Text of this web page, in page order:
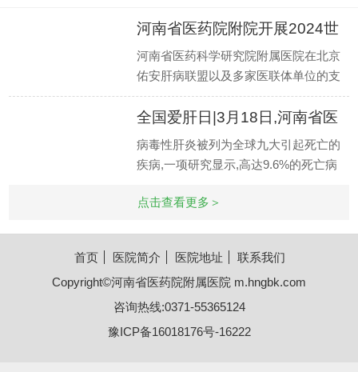
河南省医药院附院开展2024世
界肝
河南省医药科学研究院附属医院在北京
佑安肝病联盟以及多家医联体单位的支
持下,在乙肝临床治愈专病门诊稳定推进
的同时
全国爱肝日|3月18日,河南省医
药院
病毒性肝炎被列为全球九大引起死亡的
疾病,一项研究显示,高达9.6%的死亡病
肝炎引起
点击查看更多＞
首页 医院简介 医院地址
联系我们
Copyright©河南省医药院附属医院 m.hngbk.com
咨询热线:0371-55365124
豫ICP备16018176号-16222